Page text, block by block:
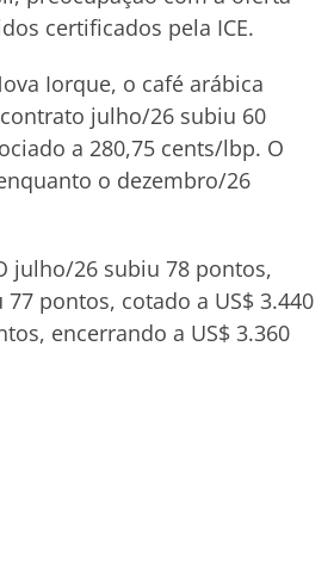
certificados pela ICE.
Iorque, o café arábica
julho/26 subiu 60
a 280,75 cents/lbp. O
o dezembro/26
julho/26 subiu 78 pontos,
pontos, cotado a US$ 3.440
encerrando a US$ 3.360